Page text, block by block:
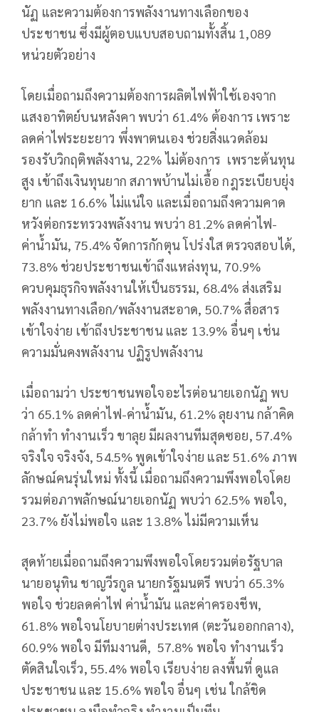
นัฏ และความต้องการพลังงานทางเลือกของ
ประชาชน ซึ่งมีผู้ตอบแบบสอบถามทั้งสิ้น 1,089
หน่วยตัวอย่าง
โดยเมื่อถามถึงความต้องการผลิตไฟฟ้าใช้เองจาก
แสงอาทิตย์บนหลังคา พบว่า 61.4% ต้องการ เพราะ
ลดค่าไฟระยะยาว พึ่งพาตนเอง ช่วยสิ่งแวดล้อม
รองรับวิกฤติพลังงาน, 22% ไม่ต้องการ เพราะต้นทุน
สูง เข้าถึงเงินทุนยาก สภาพบ้านไม่เอื้อ กฎระเบียบยุ่ง
ยาก และ 16.6% ไม่แน่ใจ และเมื่อถามถึงความคาด
หวังต่อกระทรวงพลังงาน พบว่า 81.2% ลดค่าไฟ-
ค่าน้ำมัน, 75.4% จัดการกักตุน โปร่งใส ตรวจสอบได้,
73.8% ช่วยประชาชนเข้าถึงแหล่งทุน, 70.9%
ควบคุมธุรกิจพลังงานให้เป็นธรรม, 68.4% ส่งเสริม
พลังงานทางเลือก/พลังงานสะอาด, 50.7% สื่อสาร
เข้าใจง่าย เข้าถึงประชาชน และ 13.9% อื่นๆ เช่น
ความมั่นคงพลังงาน ปฏิรูปพลังงาน
เมื่อถามว่า ประชาชนพอใจอะไรต่อนายเอกนัฏ พบ
ว่า 65.1% ลดค่าไฟ-ค่าน้ำมัน, 61.2% ลุยงาน กล้าคิด
กล้าทำ ทำงานเร็ว ขาลุย มีผลงานทีมสุดซอย, 57.4%
จริงใจ จริงจัง, 54.5% พูดเข้าใจง่าย และ 51.6% ภาพ
ลักษณ์คนรุ่นใหม่ ทั้งนี้ เมื่อถามถึงความพึงพอใจโดย
รวมต่อภาพลักษณ์นายเอกนัฏ พบว่า 62.5% พอใจ,
23.7% ยังไม่พอใจ และ 13.8% ไม่มีความเห็น
สุดท้ายเมื่อถามถึงความพึงพอใจโดยรวมต่อรัฐบาล
นายอนุทิน ชาญวีรกูล นายกรัฐมนตรี พบว่า 65.3%
พอใจ ช่วยลดค่าไฟ ค่าน้ำมัน และค่าครองชีพ,
61.8% พอใจนโยบายต่างประเทศ (ตะวันออกกลาง),
60.9% พอใจ มีทีมงานดี, 57.8% พอใจ ทำงานเร็ว
ตัดสินใจเร็ว, 55.4% พอใจ เรียบง่าย ลงพื้นที่ ดูแล
ประชาชน และ 15.6% พอใจ อื่นๆ เช่น ใกล้ชิด